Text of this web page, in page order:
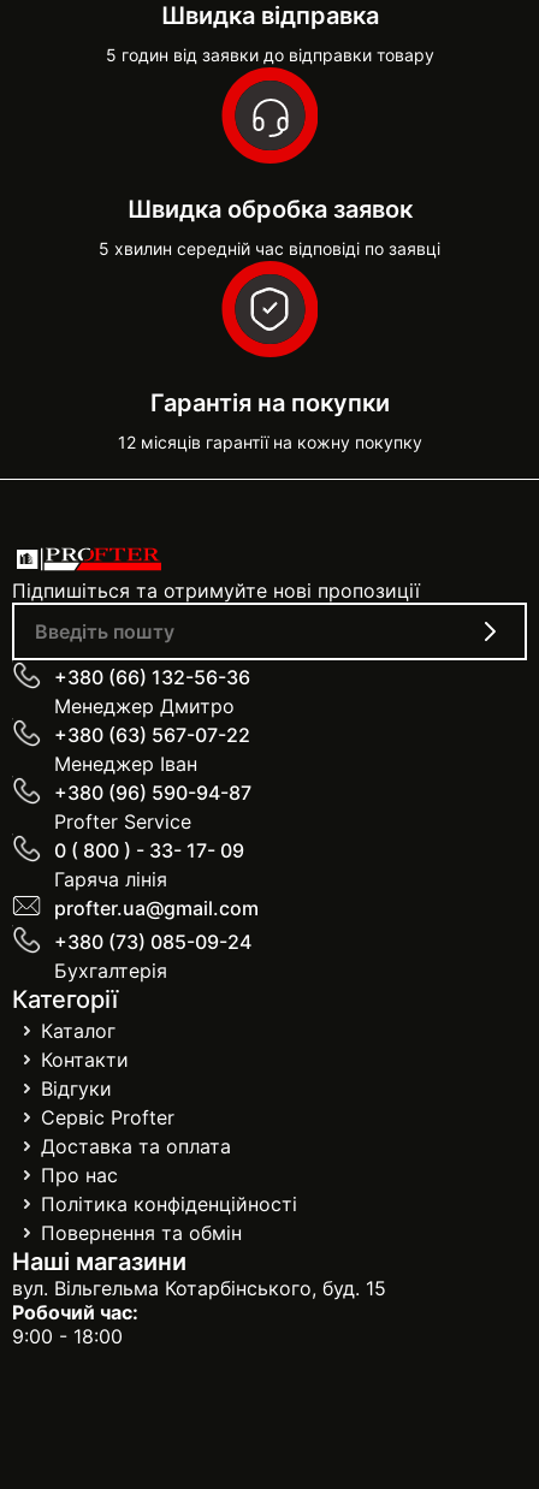
Швидка відправка
5 годин від заявки до відправки товару
Швидка обробка заявок
5 хвилин середній час відповіді по заявці
Гарантія на покупки
12 місяців гарантії на кожну покупку
Підпишіться та отримуйте нові пропозиції
+380 (66) 132-56-36
Менеджер Дмитро
+380 (63) 567-07-22
Менеджер Іван
+380 (96) 590-94-87
Profter Service
0 ( 800 ) - 33- 17- 09
Гаряча лінія
profter.ua@gmail.com
+380 (73) 085-09-24
Бухгалтерія
Категорії
Каталог
Контакти
Відгуки
Сервіс Profter
Доставка та оплата
Про нас
Політика конфіденційності
Повернення та обмін
Наші магазини
вул. Вільгельма Котарбінського, буд. 15
Робочий час:
9:00 - 18:00